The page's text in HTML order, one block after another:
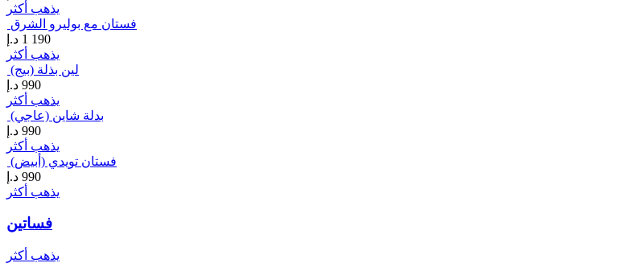
يذهب أكثر
فستان مع بوليرو الشرق
1 190 د.إ
يذهب أكثر
لين بذلة (بيج)
990 د.إ
يذهب أكثر
بدلة شاين (عاجي)
990 د.إ
يذهب أكثر
فستان تويدي (أبيض)
990 د.إ
يذهب أكثر
فساتين
يذهب أكثر